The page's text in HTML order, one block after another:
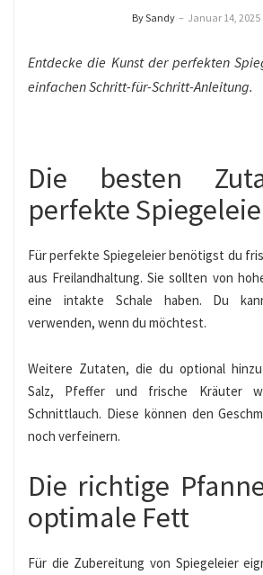
By Sandy – Januar 14, 2025
Entdecke die Kunst der perfekten
einfachen Schritt-für-Schritt-Anleitung.
Die besten
perfekte
Für perfekte Spiegeleier benötigst du
aus Freilandhaltung. Sie sollten von
eine intakte Schale haben. Du
verwenden, wenn du möchtest.
Weitere Zutaten, die du optional
Salz, Pfeffer und frische Kräuter
Schnittlauch. Diese können den
noch verfeinern.
Die richtige
optimale Fett
Für die Zubereitung von Spiegeleier